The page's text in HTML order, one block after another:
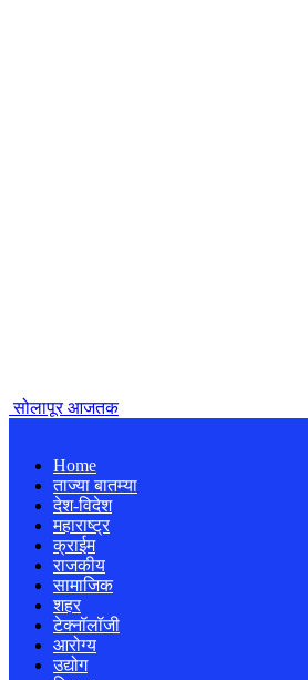
सोलापूर आजतक
Home
ताज्या बातम्या
देश-विदेश
महाराष्ट्र
क्राईम
राजकीय
सामाजिक
शहर
टेक्नॉलॉजी
आरोग्य
उद्योग